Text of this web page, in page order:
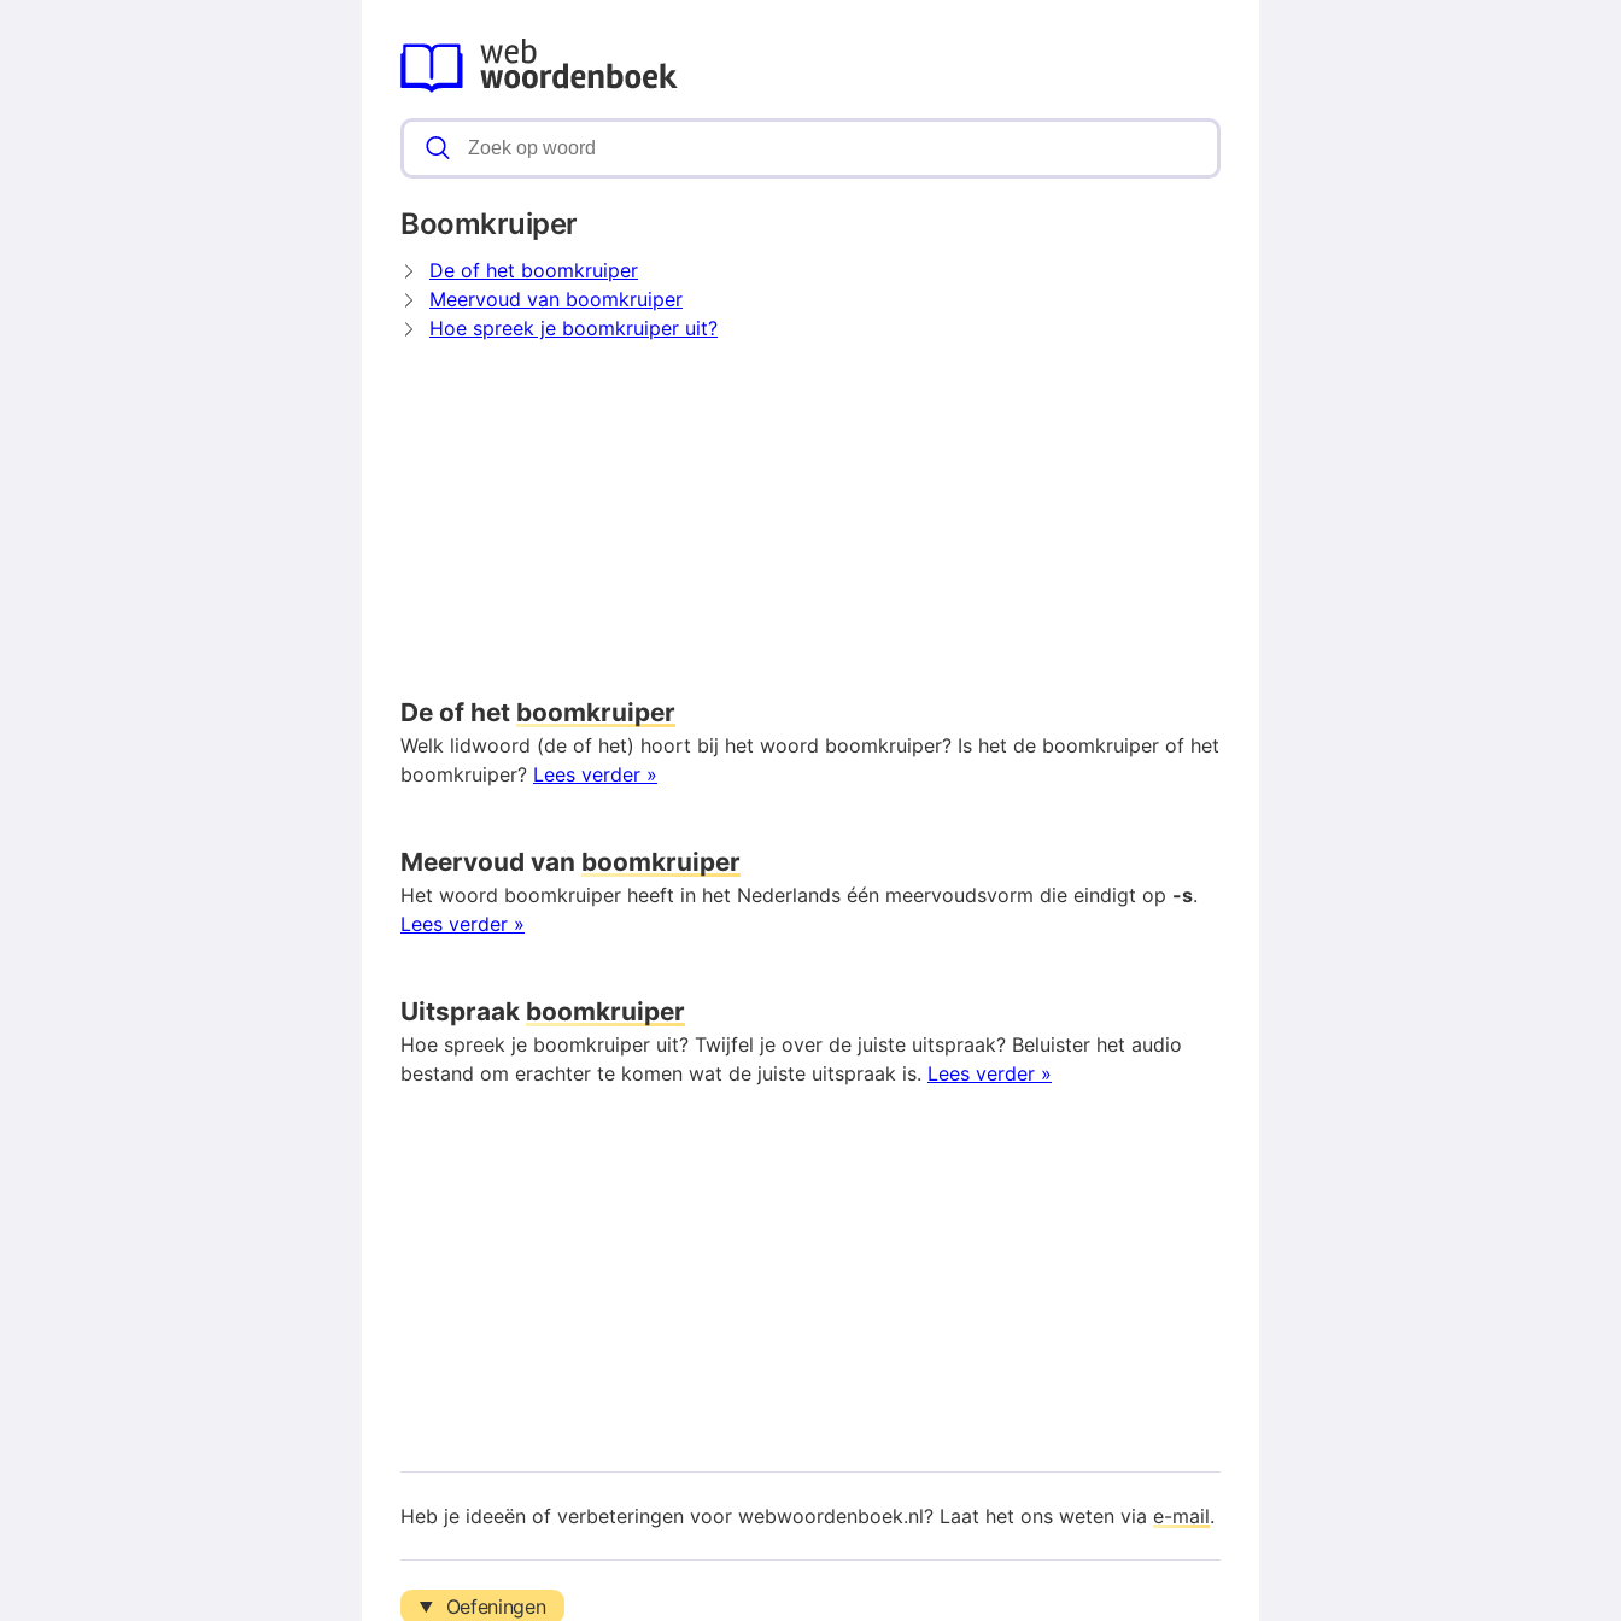
Boomkruiper
De of het boomkruiper
Meervoud van boomkruiper
Hoe spreek je boomkruiper uit?
De of het boomkruiper
Welk lidwoord (de of het) hoort bij het woord boomkruiper? Is het de boomkruiper of het
boomkruiper? Lees verder »
Meervoud van boomkruiper
Het woord boomkruiper heeft in het Nederlands één meervoudsvorm die eindigt op -s.
Lees verder »
Uitspraak boomkruiper
Hoe spreek je boomkruiper uit? Twijfel je over de juiste uitspraak? Beluister het audio
bestand om erachter te komen wat de juiste uitspraak is. Lees verder »
Heb je ideeën of verbeteringen voor webwoordenboek.nl? Laat het ons weten via e-mail.
Oefeningen